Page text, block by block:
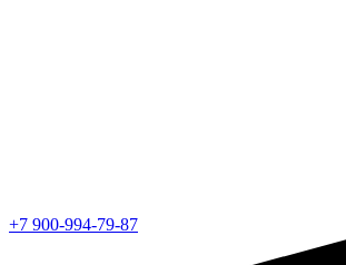
+7 900-994-79-87